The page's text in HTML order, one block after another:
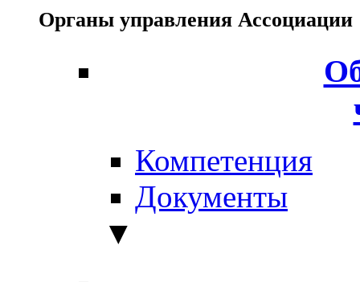
Органы управления
Компетенция
Документы
▼